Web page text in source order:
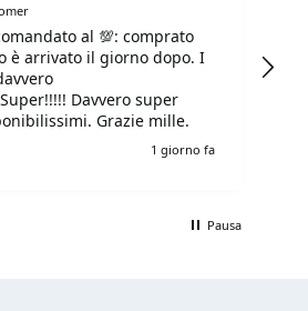
al 💯: comprato
è arrivato il giorno dopo. I
Davvero super
Grazie mille.
1 giorno fa
Pausa